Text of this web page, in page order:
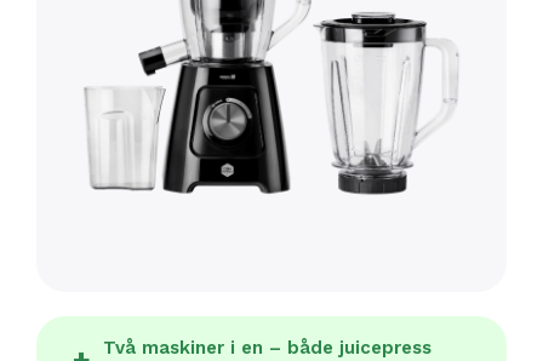
Två maskiner i en – både juicepress